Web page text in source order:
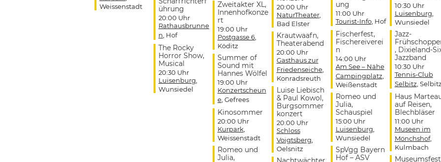
Weissenstadt
ührung
20:00 Uhr
Rathausbrunne
n , Hof
The Rocky
Horror Show,
Musical
20:30 Uhr
Luisenburg
Wunsiedel
Zweitakter XL,
Innenhofkonze
rt
19:00 Uhr
Postgasse 6,
Köditz
Summer of
Sound mit
Hannes Wölfel
19:00 Uhr
Konzertscheun
e, Gefrees
Kinosommer
20:00 Uhr
Kurpark
Weissenstadt
Romeo und
Julia,
20:00 Uhr
NaturTheater,
Bad Elster
Krautwaafn,
Theaterabend
20:00 Uhr
Gasthaus zur
Friedenseiche,
Konradsreuth
Luise Liebisch
& Paul Kowol,
Burgsommer
konzert
20:00 Uhr
Schloss
Voigtsberg
Oelsnitz
ung
11:00 Uhr
Tourist-Info, Hof
Fischerfest,
Fischereiverei
n
14:00 Uhr
Am See – Nähe
Campingplatz
Weißenstadt
Romeo und
Julia,
Schauspiel
15:00 Uhr
Luisenburg
Wunsiedel
SpVgg Bayern
Hof – ASV
10:30 Uhr
Luisenburg
Wunsiedel
Jazz-
, Dixieland-
Jazzband
10:30 Uhr
Tennis-Club
Selbitz ,
Haus
auf Reisen,
Blechbläser
11:00 Uhr
Museen im
Mönchshof,
Kulmbach
Museumsfest